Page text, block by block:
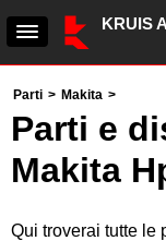
KRUIS
Parti > Makita >
Parti e
Makita
Qui troverai tutte le